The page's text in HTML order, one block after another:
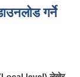
गर्ने